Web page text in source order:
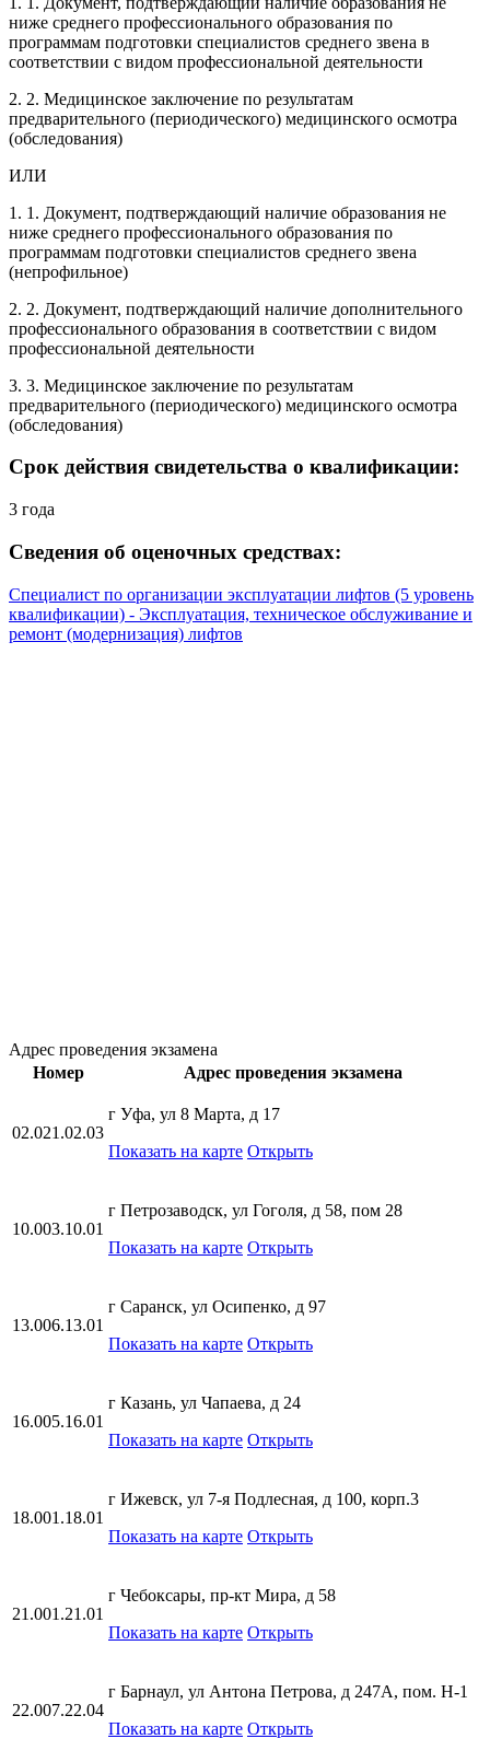
ниже среднего профессионального образования по
программам подготовки специалистов среднего звена в
соответствии с видом профессиональной деятельности
2. 2. Медицинское заключение по результатам
предварительного (периодического) медицинского осмотра
(обследования)
ИЛИ
1. 1. Документ, подтверждающий наличие образования не
ниже среднего профессионального образования по
программам подготовки специалистов среднего звена
(непрофильное)
2. 2. Документ, подтверждающий наличие дополнительного
профессионального образования в соответствии с видом
профессиональной деятельности
3. 3. Медицинское заключение по результатам
предварительного (периодического) медицинского осмотра
(обследования)
Срок действия свидетельства о квалификации:
3 года
Сведения об оценочных средствах:
Специалист по организации эксплуатации лифтов (5 уровень
квалификации) - Эксплуатация, техническое обслуживание и
ремонт (модернизация) лифтов
Адрес проведения экзамена
Номер
Адрес проведения экзамена
02.021.02.03
г Уфа, ул 8 Марта, д 17
Показать на карте Открыть
10.003.10.01
г Петрозаводск, ул Гоголя, д 58, пом 28
Показать на карте Открыть
13.006.13.01
г Саранск, ул Осипенко, д 97
Показать на карте Открыть
16.005.16.01
г Казань, ул Чапаева, д 24
Показать на карте Открыть
18.001.18.01
г Ижевск, ул 7-я Подлесная, д 100, корп.3
Показать на карте Открыть
21.001.21.01
г Чебоксары, пр-кт Мира, д 58
Показать на карте Открыть
22.007.22.04
г Барнаул, ул Антона Петрова, д 247А, пом. Н-1
Показать на карте Открыть